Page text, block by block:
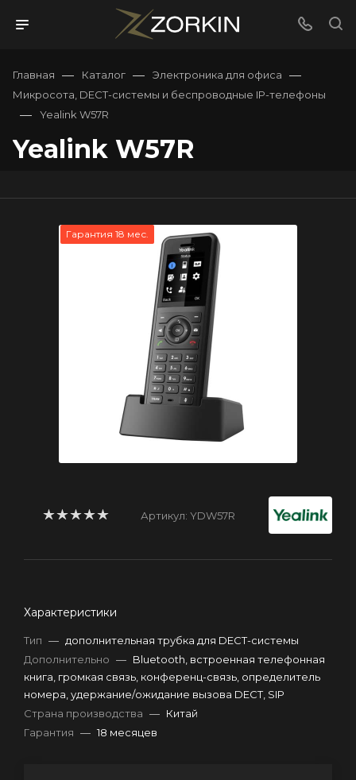
Главная — Каталог — Электроника для офиса —
Микросота, DECT-системы и беспроводные IP-телефоны
— Yealink W57R
Yealink W57R
Гарантия 18 мес.
Артикул: YDW57R
Характеристики
Тип — дополнительная трубка для DECT-системы
Дополнительно — Bluetooth, встроенная телефонная
книга, громкая связь, конференц-связь, определитель
номера, удержание/ожидание вызова DECT, SIP
Страна производства — Китай
Гарантия — 18 месяцев